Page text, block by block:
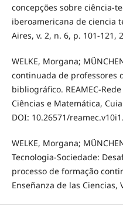
concepções sobre ciência-
iberoamericana de ciencia
Aires, v. 2, n. 6, p. 101-121,
WELKE, Morgana;
continuada de professores
bibliográfico. REAMEC-
Ciências e Matemática,
DOI: 10.26571/
WELKE, Morgana;
Tecnologia-Sociedade:
processo de formação
Enseñanza de las Ciencias,